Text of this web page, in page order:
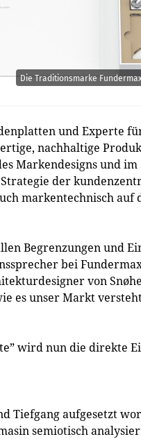
Die Traditionsmarke
und Experte
nachhaltige
Markendesigns und im
Strategie der
markentechnisch auf
Begrenzungen und
bei
von
es unser Markt
wird nun die direkte
Tiefgang aufgesetzt
semiotisch